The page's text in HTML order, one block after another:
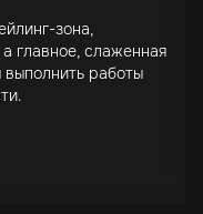
зона,
главное, слаженная
выполнить работы